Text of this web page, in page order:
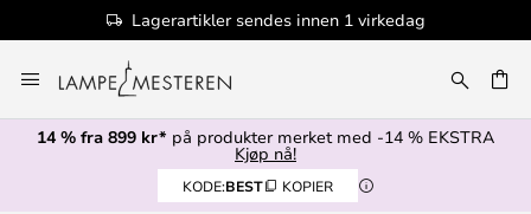
Lagerartikler sendes innen 1 virkedag
til
innhold
14 % fra 899 kr* på produkter merket med -14 % EKSTRA
Kjøp nå!
KODE:BEST KOPIER